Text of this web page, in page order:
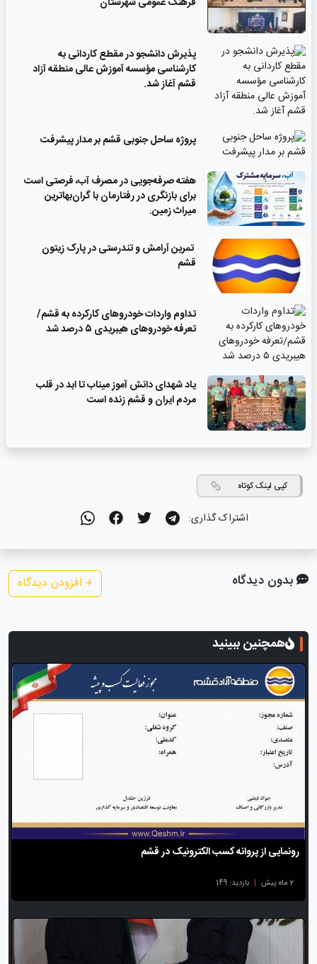
پذیرش دانشجو در مقطع کاردانی به
کارشناسی مؤسسه آموزش عالی منطقه آزاد
قشم آغاز شد.
پروژه ساحل جنوبی قشم بر مدار پیشرفت
‌هفته صرفه‌جویی در مصرف آب، فرصتی است
برای بازنگری در رفتارمان با گران‌بهاترین
میراث زمین.
تمرین آرامش و تندرستی در پارک زیتون
قشم
تداوم واردات خودروهای کارکرده به قشم/
تعرفه خودروهای هیبریدی ۵ درصد شد
یاد شهدای دانش آموز میناب تا ابد در قلب
مردم ایران و قشم زنده است
کپی لینک کوتاه
اشتراک گذاری:
بدون دیدگاه + افزودن دیدگاه
همچنین ببینید
رونمایی از پروانه کسب الکترونیک در قشم
2 ماه پیش | بازدید: 149